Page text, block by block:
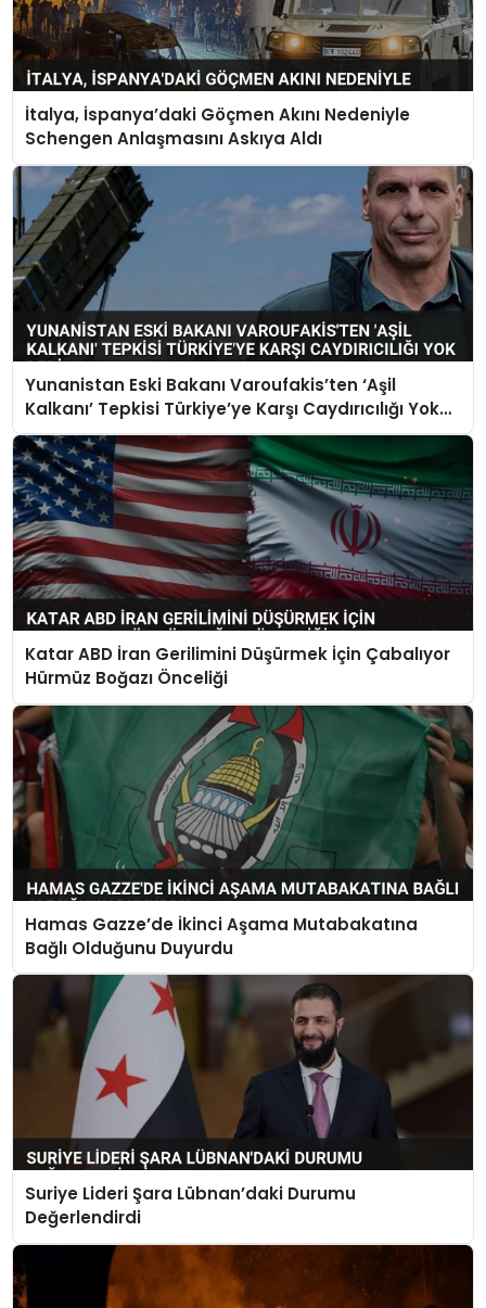
İtalya, İspanya’daki Göçmen Akını Nedeniyle
Schengen Anlaşmasını Askıya Aldı
Yunanistan Eski Bakanı Varoufakis’ten ‘Aşil
Kalkanı’ Tepkisi Türkiye’ye Karşı Caydırıcılığı Yok
Dedi
Katar ABD İran Gerilimini Düşürmek İçin Çabalıyor
Hürmüz Boğazı Önceliği
Hamas Gazze’de İkinci Aşama Mutabakatına
Bağlı Olduğunu Duyurdu
Suriye Lideri Şara Lübnan’daki Durumu
Değerlendirdi